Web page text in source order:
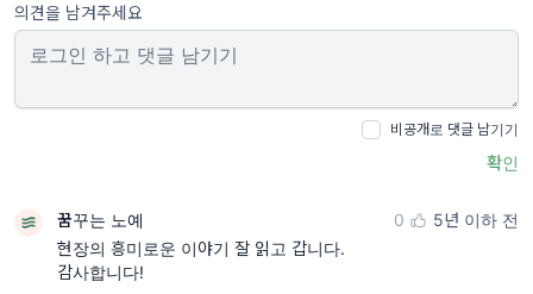
의견을 남겨주세요
비공개로 댓글 남기기
확인
꿈꾸는 노예 0
5년 이하 전
현장의 흥미로운 이야기 잘 읽고 갑니다.
감사합니다!